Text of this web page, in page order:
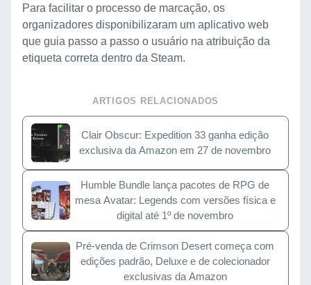
Para facilitar o processo de marcação, os
organizadores disponibilizaram um aplicativo web
que guia passo a passo o usuário na atribuição da
etiqueta correta dentro da Steam.
ARTIGOS RELACIONADOS
Clair Obscur: Expedition 33 ganha edição
exclusiva da Amazon em 27 de novembro
Humble Bundle lança pacotes de RPG de
mesa Avatar: Legends com versões física e
digital até 1º de novembro
Pré-venda de Crimson Desert começa com
edições padrão, Deluxe e de colecionador
exclusivas da Amazon